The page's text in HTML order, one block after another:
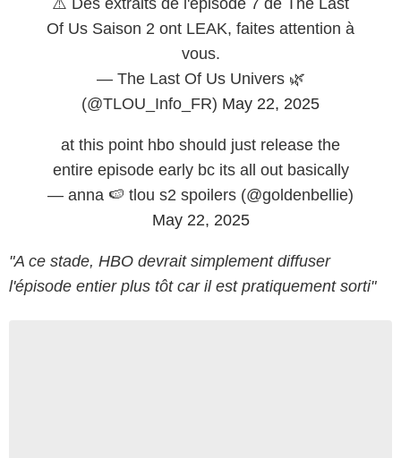
Of Us Saison 2 ont LEAK, faites attention à
vous.
— The Last Of Us Univers 🌿
(@TLOU_Info_FR) May 22, 2025
at this point hbo should just release the
entire episode early bc its all out basically
— anna 🍉 tlou s2 spoilers (@goldenbellie)
May 22, 2025
"A ce stade, HBO devrait simplement diffuser
l'épisode entier plus tôt car il est pratiquement sorti"